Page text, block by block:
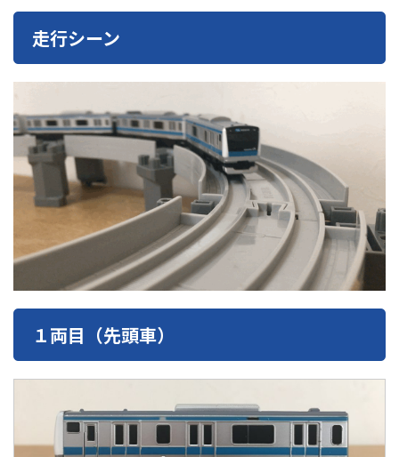
走行シーン
１両目（先頭車）